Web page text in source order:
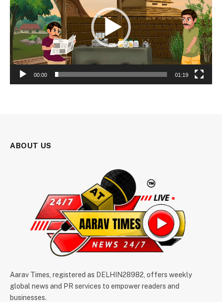
00:00 01:19
ABOUT US
Aarav Times, registered as DELHIN28982, offers weekly
global news and PR services to empower readers and
businesses.